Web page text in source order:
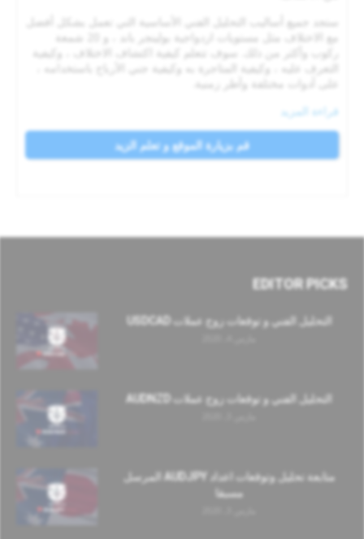
ستجد جميع أساليب التحليل الفني الأساسية التي تعمل بشكل أفضل
مع الاختلاف مثل مستويات ازدواجية بولينجر باند ، و 20 شمعة
ركوب وأكثر من ذلك. سوف تتعلم كيفية اكتشاف الاختلاف ، وكيفية
التعرف عليه ، وكيفية المتاجرة به وكيفية جني الأرباح باستخدامه ،
على أدوات مختلفة وأطر زمنية.
قراءة المزيد
قم بزيارة الموقع و تعلم الزيد
EDITOR PICKS
التحليل الفني و توقعات زوج عملات USDCAD
التحليل الفني و توقعات زوج عملات AUDNZD
متابعة تحليل وتوقعات اعداد AUDJPY المرسل
مسبقا